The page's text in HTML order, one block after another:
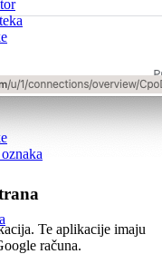
Te aplikacije imaju
računa.